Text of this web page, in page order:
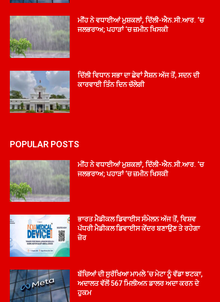
ਮੀਂਹ ਨੇ ਵਧਾਈਆਂ ਮੁਸ਼ਕਲਾਂ, ਦਿੱਲੀ-ਐਨ.ਸੀ.ਆਰ. ‘ਚ
ਜਲਭਰਾਅ; ਪਹਾੜਾਂ ‘ਚ ਜ਼ਮੀਨ ਖਿਸਕੀ
ਦਿੱਲੀ ਵਿਧਾਨ ਸਭਾ ਦਾ ਛੇਵਾਂ ਸੈਸ਼ਨ ਅੱਜ ਤੋਂ, ਸਦਨ ਦੀ
ਕਾਰਵਾਈ ਤਿੰਨ ਦਿਨ ਚੱਲੇਗੀ
POPULAR POSTS
ਮੀਂਹ ਨੇ ਵਧਾਈਆਂ ਮੁਸ਼ਕਲਾਂ, ਦਿੱਲੀ-ਐਨ.ਸੀ.ਆਰ. ‘ਚ
ਜਲਭਰਾਅ; ਪਹਾੜਾਂ ‘ਚ ਜ਼ਮੀਨ ਖਿਸਕੀ
ਭਾਰਤ ਮੈਡੀਕਲ ਡਿਵਾਈਸ ਸੰਮੇਲਨ ਅੱਜ ਤੋਂ, ਵਿਸ਼ਵ
ਪੱਧਰੀ ਮੈਡੀਕਲ ਡਿਵਾਈਸ ਕੇਂਦਰ ਬਣਾਉਣ ਤੇ ਰਹੇਗਾ
ਜ਼ੋਰ
ਬੱਚਿਆਂ ਦੀ ਸੁਰੱਖਿਆ ਮਾਮਲੇ ‘ਚ ਮੇਟਾ ਨੂੰ ਵੱਡਾ ਝਟਕਾ,
ਅਦਾਲਤ ਵੱਲੋਂ 567 ਮਿਲੀਅਨ ਡਾਲਰ ਅਦਾ ਕਰਨ ਦੇ
ਹੁਕਮ